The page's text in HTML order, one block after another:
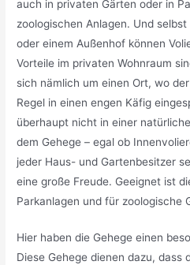
auch in privaten Gärten oder in
zoologischen Anlagen. Und
oder einem Außenhof können
Vorteile im privaten Wohnraum
sich nämlich um einen Ort, wo
Regel in einen engen Käfig
überhaupt nicht in einer
dem Gehege – egal ob
jeder Haus- und Gartenbesitzer
eine große Freude. Geeignet ist
Parkanlagen und für zoologische
Hier haben die Gehege einen
Diese Gehege dienen dazu, dass